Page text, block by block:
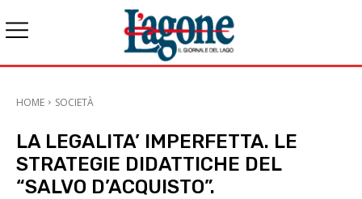
HOME SOCIETÀ
LA LEGALITA’ IMPERFETTA. LE
STRATEGIE DIDATTICHE DEL
“SALVO D’ACQUISTO”.